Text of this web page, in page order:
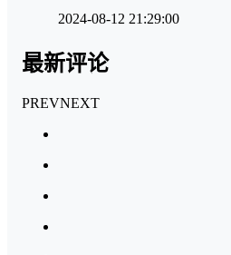
2024-08-12 21:29:00
最新评论
PREVNEXT